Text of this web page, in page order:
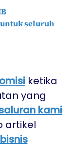
seluruh
ketika
yang
kami
artikel